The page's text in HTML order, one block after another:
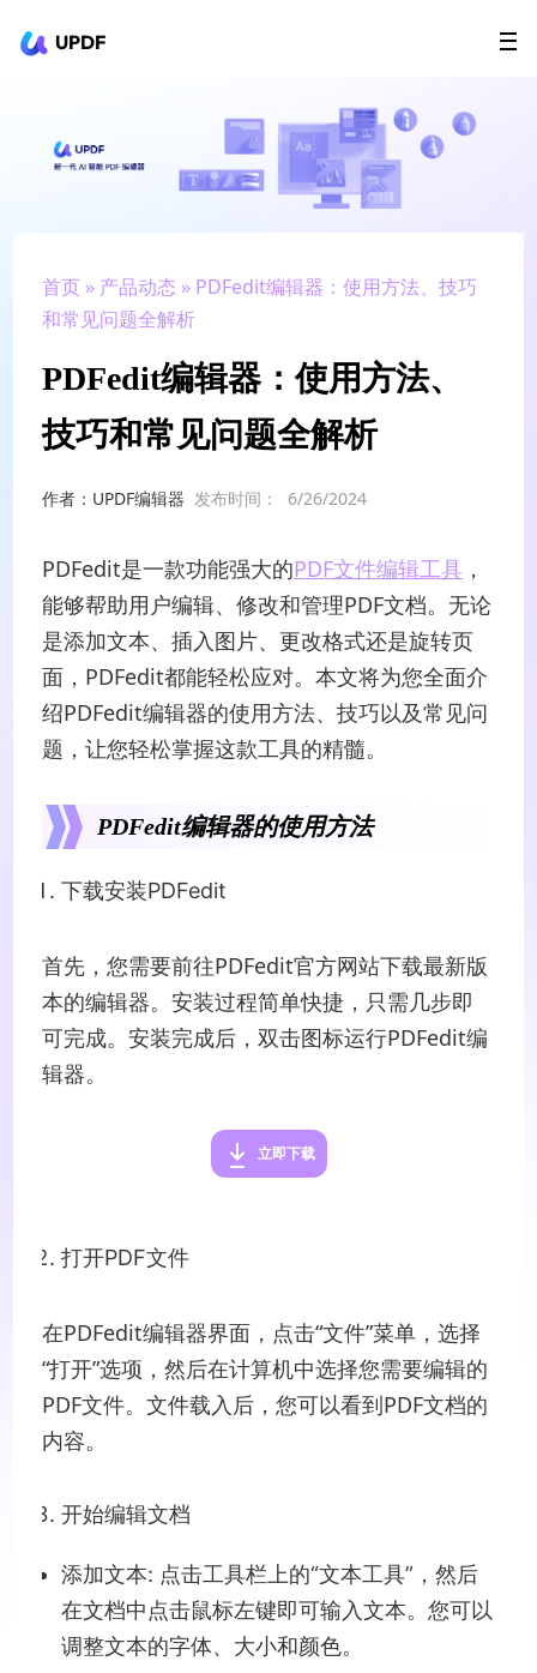
UPDF
AI Agents
政企采购
升级会员
首页 » 产品动态 » PDFedit编辑器：使用方法、技巧
和常见问题全解析
PDFedit编辑器：使用方法、
技巧和常见问题全解析
作者：UPDF编辑器 发布时间： 6/26/2024
PDFedit是一款功能强大的PDF文件编辑工具 ，
能够帮助用户编辑、修改和管理PDF文档。无论
是添加文本、插入图片、更改格式还是旋转页
面，PDFedit都能轻松应对。本文将为您全面介
绍PDFedit编辑器的使用方法、技巧以及常见问
题，让您轻松掌握这款工具的精髓。
PDFedit编辑器的使用方法
下载安装PDFedit
首先，您需要前往PDFedit官方网站下载最新版
本的编辑器。安装过程简单快捷，只需几步即
可完成。安装完成后，双击图标运行PDFedit编
辑器。
立即下载
打开PDF文件
在PDFedit编辑器界面，点击“文件”菜单，选择
“打开”选项，然后在计算机中选择您需要编辑的
PDF文件。文件载入后，您可以看到PDF文档的
内容。
开始编辑文档
添加文本: 点击工具栏上的“文本工具”，然后
在文档中点击鼠标左键即可输入文本。您可以
调整文本的字体、大小和颜色。